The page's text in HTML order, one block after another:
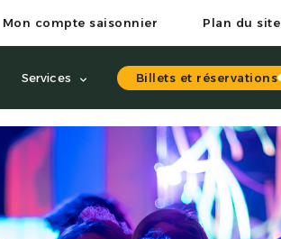
Mon compte saisonnier Plan du site
Services Billets et réservations